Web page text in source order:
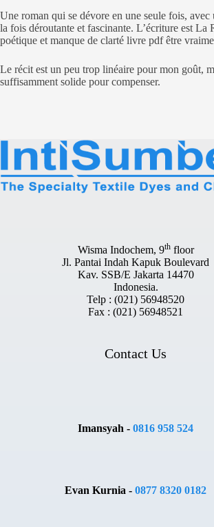
Une roman qui se dévore en une seule fois, avec
la fois déroutante et fascinante. L’écriture est La
poétique et manque de clarté livre pdf être
Le récit est un peu trop linéaire pour mon goût,
suffisamment solide pour compenser.
Wisma Indochem, 9thfloor
Jl. Pantai Indah Kapuk Boulevard
Kav. SSB/E Jakarta 14470
Indonesia.
Telp : (021) 56948520
Fax : (021) 56948521
Contact Us
Imansyah -0816 958 524
Evan Kurnia -0877 8320 0182